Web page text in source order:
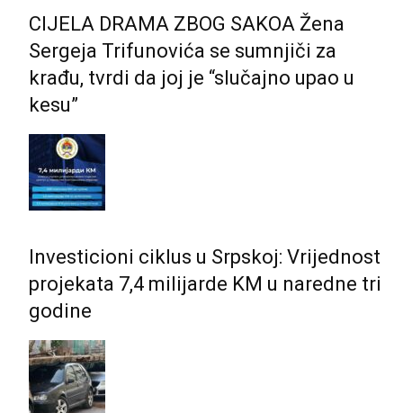
CIJELA DRAMA ZBOG SAKOA Žena
Sergeja Trifunovića se sumnjiči za
krađu, tvrdi da joj je “slučajno upao u
kesu”
Investicioni ciklus u Srpskoj: Vrijednost
projekata 7,4 milijarde KM u naredne tri
godine